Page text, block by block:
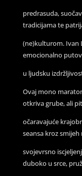
predrasuda,
tradicijama te
(ne)kulturom. Ivan
emocionalno
u ljudsku
Ovaj mono
otkriva grube, ali
očaravajuće
seansa kroz smijeh
svojevrsno
duboko u srce,